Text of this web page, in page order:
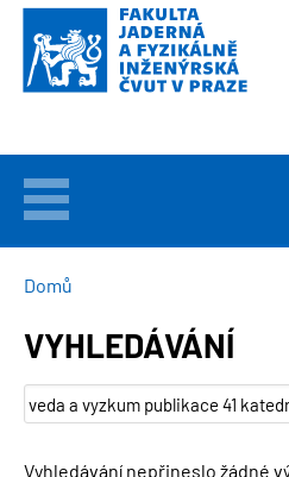
Přejít
hlavnímu
obsahu
VÍTEJTE
UCHAZEČI
STUDIUM
VĚDA
DROBEČKOVÁ
Domů
VYHLEDÁVÁNÍ
Vyhledávání nepřineslo žádné